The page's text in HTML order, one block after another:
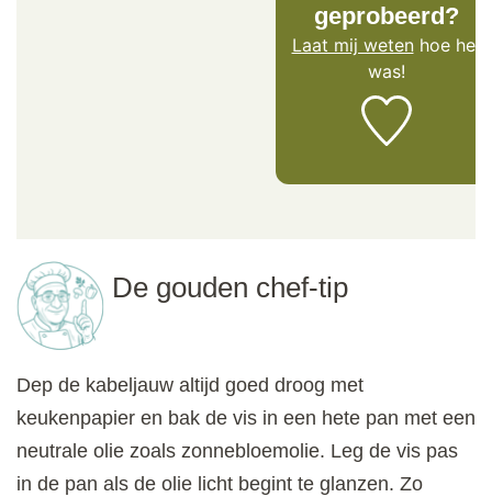
geprobeerd?
Laat mij wetenhoe het
was!
De gouden chef-tip
Dep de kabeljauw altijd goed droog met
keukenpapier en bak de vis in een hete pan met een
neutrale olie zoals zonnebloemolie. Leg de vis pas
in de pan als de olie licht begint te glanzen. Zo